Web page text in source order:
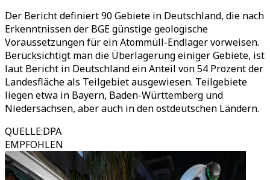
Der Bericht definiert 90 Gebiete in Deutschland, die nach
Erkenntnissen der BGE günstige geologische
Voraussetzungen für ein Atommüll-Endlager vorweisen.
Berücksichtigt man die Überlagerung einiger Gebiete, ist
laut Bericht in Deutschland ein Anteil von 54 Prozent der
Landesfläche als Teilgebiet ausgewiesen. Teilgebiete
liegen etwa in Bayern, Baden-Württemberg und
Niedersachsen, aber auch in den ostdeutschen Ländern.
QUELLE:DPA
EMPFOHLEN